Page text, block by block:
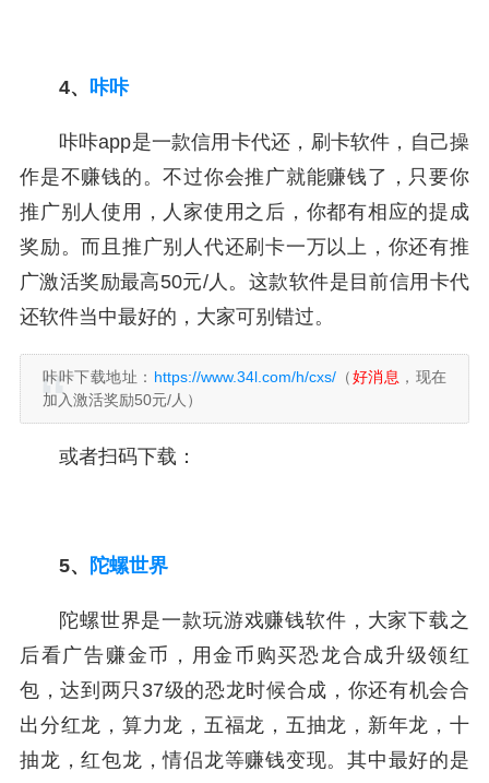
4、 咔咔
咔咔app是一款信用卡代还，刷卡软件，自己操
作是不赚钱的。不过你会推广就能赚钱了，只要你
推广别人使用，人家使用之后，你都有相应的提成
奖励。而且推广别人代还刷卡一万以上，你还有推
广激活奖励最高50元/人。这款软件是目前信用卡代
还软件当中最好的，大家可别错过。
咔咔下载地址： https://www.34l.com/h/cxs/（好消息 ，现在
加入激活奖励50元/人）
或者扫码下载：
5、 陀螺世界
陀螺世界是一款玩游戏赚钱软件，大家下载之
后看广告赚金币，用金币购买恐龙合成升级领红
包，达到两只37级的恐龙时候合成，你还有机会合
出分红龙，算力龙，五福龙，五抽龙，新年龙，十
抽龙，红包龙，情侣龙等赚钱变现。其中最好的是